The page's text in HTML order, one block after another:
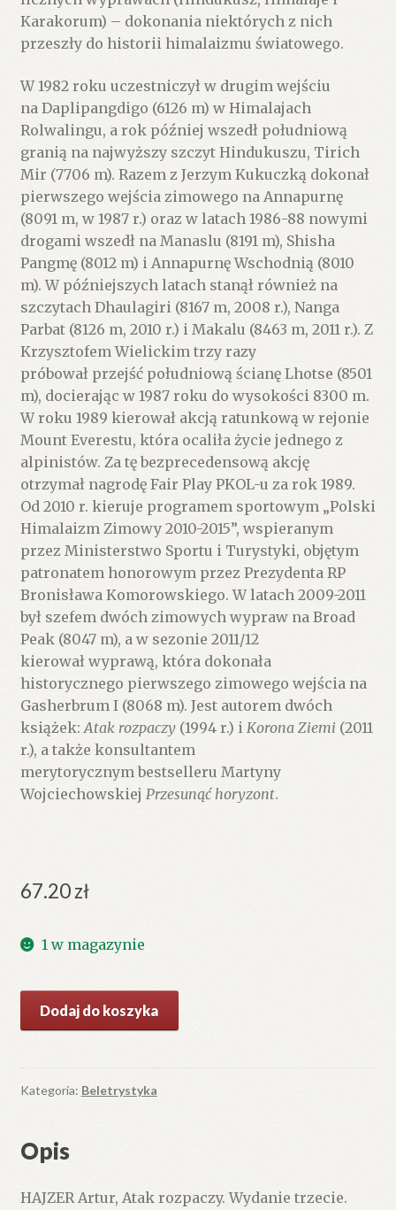
Karakorum) – dokonania niektórych z nich
przeszły do historii himalaizmu światowego.
W 1982 roku uczestniczył w drugim wejściu
na Daplipangdigo (6126 m) w Himalajach
Rolwalingu, a rok później wszedł południową
granią na najwyższy szczyt Hindukuszu, Tirich
Mir (7706 m). Razem z Jerzym Kukuczką dokonał
pierwszego wejścia zimowego na Annapurnę
(8091 m, w 1987 r.) oraz w latach 1986-88 nowymi
drogami wszedł na Manaslu (8191 m), Shisha
Pangmę (8012 m) i Annapurnę Wschodnią (8010
m). W późniejszych latach stanął również na
szczytach Dhaulagiri (8167 m, 2008 r.), Nanga
Parbat (8126 m, 2010 r.) i Makalu (8463 m, 2011 r.). Z
Krzysztofem Wielickim trzy razy
próbował przejść południową ścianę Lhotse (8501
m), docierając w 1987 roku do wysokości 8300 m.
W roku 1989 kierował akcją ratunkową w rejonie
Mount Everestu, która ocaliła życie jednego z
alpinistów. Za tę bezprecedensową akcję
otrzymał nagrodę Fair Play PKOL-u za rok 1989.
Od 2010 r. kieruje programem sportowym „Polski
Himalaizm Zimowy 2010-2015”, wspieranym
przez Ministerstwo Sportu i Turystyki, objętym
patronatem honorowym przez Prezydenta RP
Bronisława Komorowskiego. W latach 2009-2011
był szefem dwóch zimowych wypraw na Broad
Peak (8047 m), a w sezonie 2011/12
kierował wyprawą, która dokonała
historycznego pierwszego zimowego wejścia na
Gasherbrum I (8068 m). Jest autorem dwóch
książek: Atak rozpaczy(1994 r.) i Korona Ziemi (2011
r.), a także konsultantem
merytorycznym bestselleru Martyny
Wojciechowskiej Przesunąć horyzont.
67.20zł
1 w magazynie
Atak
Wydanie
trzecie.
Dodaj do koszyka
Kategoria: Beletrystyka
Opis
HAJZER Artur, Atak rozpaczy. Wydanie trzecie.